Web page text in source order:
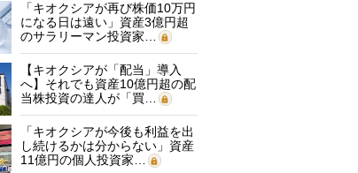
「キオクシアが再び株価10万円
になる日は遠い」資産3億円超
のサラリーマン投資家…
【キオクシアが「配当」導入
へ】それでも資産10億円超の配
当株投資の達人が「買…
「キオクシアが今後も利益を出
し続けるかは分からない」資産
11億円の個人投資家…